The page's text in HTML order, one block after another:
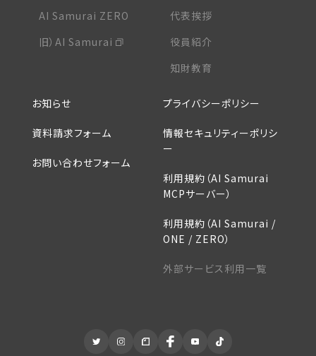
AI Samurai ZERO
旧）AI Samurai
代表挨拶
役員紹介
知財教育
お知らせ
資料請求フォーム
お問い合わせフォーム
プライバシーポリシー
情報セキュリティーポリシ
ー
利用規約（AI Samurai
MCPサーバー）
利用規約（AI Samurai /
ONE / ZERO）
外部サービス利用一覧